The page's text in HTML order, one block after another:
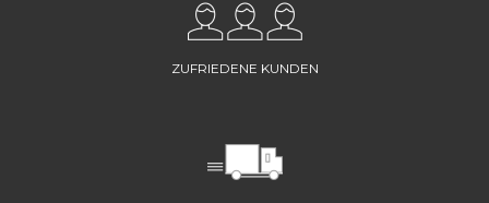
ZUFRIEDENE KUNDEN